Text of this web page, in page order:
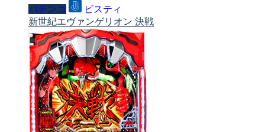
パチンコ
ビスティ
新世紀エヴァンゲリオン 決戦